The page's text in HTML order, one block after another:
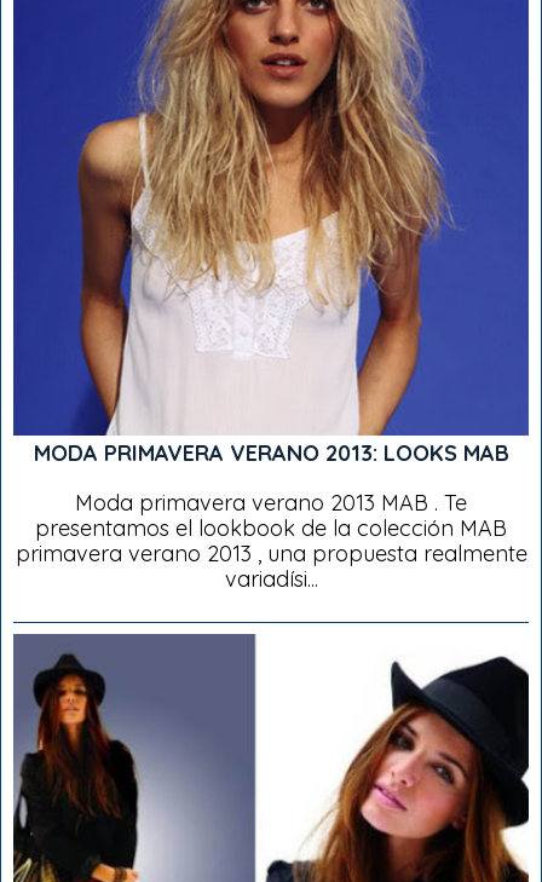
MODA PRIMAVERA VERANO 2013: LOOKS MAB
Moda primavera verano 2013 MAB . Te
presentamos el lookbook de la colección MAB
primavera verano 2013 , una propuesta realmente
variadísi...